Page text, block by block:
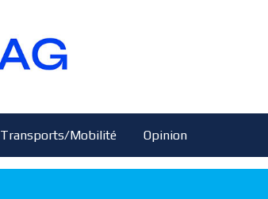
Transports/Mobilité Opinion